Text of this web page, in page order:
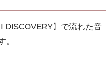
DISCOVERY】で流れた音
。